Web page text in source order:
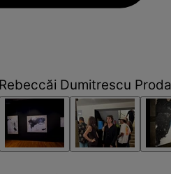
Dumitrescu